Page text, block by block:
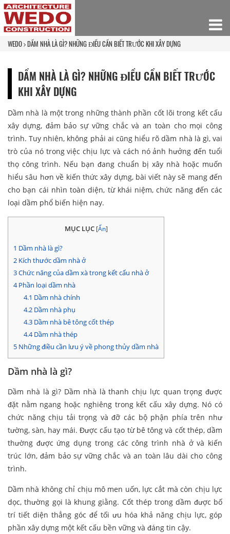
WEDO DẦM NHÀ LÀ GÌ? NHỮNG ĐIỀU CẦN BIẾT TRƯỚC KHI XÂY DỰNG
DẦM NHÀ LÀ GÌ? NHỮNG ĐIỀU CẦN BIẾT TRƯỚC
KHI XÂY DỰNG
Dầm nhà là một trong những thành phần cốt lõi trong kết cấu
xây dựng, đảm bảo sự vững chắc và an toàn cho mọi công
trình. Tuy nhiên, không phải ai cũng hiểu rõ dầm nhà là gì, vai
trò của nó trong việc chịu lực và cách nó ảnh hưởng đến tuổi
thọ công trình. Nếu bạn đang chuẩn bị xây nhà hoặc muốn
hiểu sâu hơn về kiến thức xây dựng, bài viết này sẽ mang đến
cho bạn cái nhìn toàn diện, từ khái niệm, chức năng đến các
loại dầm phổ biến hiện nay.
MỤC LỤC [Ẩn]
1 Dầm nhà là gì?
2 Kích thước dầm nhà ở
3Chức năng của dầm xà trong kết cấu nhà ở
4Phần loại dầm nhà
4.1 Dầm nhà chính
4.2Dầm nhà phụ
4.3Dầm nhà bê tông cốt thép
4.4Dầm nhà thép
5 Những điều cần lưu ý về phong thủy dầm nhà
Dầm nhà là gì?
Dầm nhà là gì? Dầm nhà là thanh chịu lực quan trọng được
đặt nằm ngang hoặc nghiêng trong kết cấu xây dựng. Nó có
chức năng chịu tải trọng và đỡ các bộ phận phía trên như
tường, sàn, hay mái. Được cấu tạo từ bê tông và cốt thép, dầm
thường được ứng dụng trong các công trình nhà ở và kiến
trúc lớn, đảm bảo sự vững chắc và an toàn lâu dài cho công
trình.
Dầm nhà không chỉ chịu mô men uốn, lực cắt mà còn chịu lực
dọc, thường gọi là khung giằng. Cốt thép trong dầm được bố
trí tiết diện thẳng góc để tối ưu hóa khả năng chịu lực, góp
phần xây dựng một kết cấu bền vững và đáng tin cậy.